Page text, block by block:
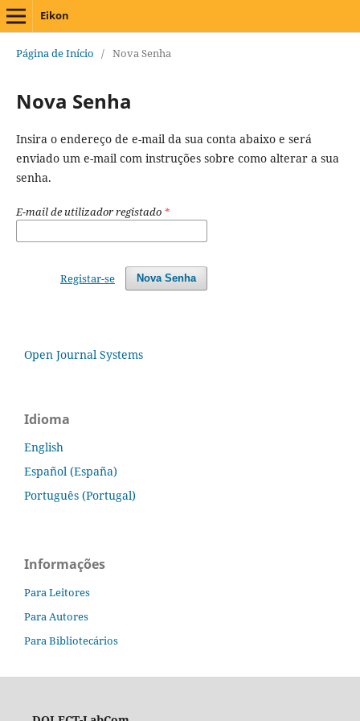
Eikon
Página de Início / Nova Senha
Nova Senha
Insira o endereço de e-mail da sua conta abaixo e será
enviado um e-mail com instruções sobre como alterar a sua
senha.
E-mail de utilizador registado *
Nova Senha
Registar-se
Open Journal Systems
Idioma
English
Español (España)
Português (Portugal)
Informações
Para Leitores
Para Autores
Para Bibliotecários